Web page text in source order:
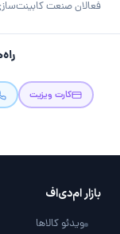
فعالان صنعت
کارت ویزیت
بازار ام‌دی‌اف
ویدئو کالاها